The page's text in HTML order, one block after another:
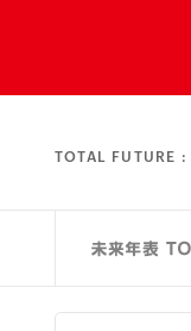
TOTAL FUTURE :